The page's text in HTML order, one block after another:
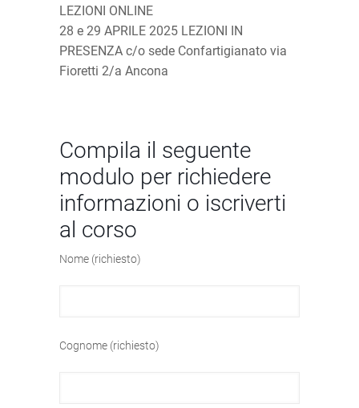
LEZIONI ONLINE
28 e 29 APRILE 2025 LEZIONI IN
PRESENZA c/o sede Confartigianato via
Fioretti 2/a Ancona
Compila il seguente
modulo per richiedere
informazioni o iscriverti
al corso
Nome (richiesto)
Cognome (richiesto)